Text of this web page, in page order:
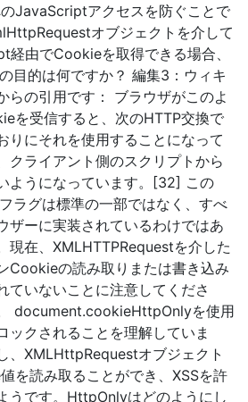
JavaScriptアクセスを防ぐことで
オブジェクトを介して
経由でCookieを取得できる場合、
目的は何ですか？ 編集3：ウィキ
らの引用です： ブラウザがこのよ
を受信すると、次のHTTP交換で
りにそれを使用することになって
クライアント側のスクリプトから
ようになっています。[32] この
ラグは標準の一部ではなく、すべ
ザーに実装されているわけではあ
現在、XMLHTTPRequestを介した
Cookieの読み取りまたは書き込み
ていないことに注意してくださ
document.cookieHttpOnlyを使用
ックされることを理解していま
、XMLHttpRequestオブジェクト
を読み取ることができ、XSSを許
うです。HttpOnlyはどのようにし